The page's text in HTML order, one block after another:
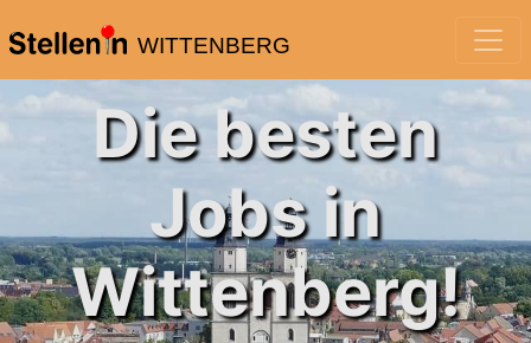
WITTENBERG
Die besten
Jobs in
Wittenberg!